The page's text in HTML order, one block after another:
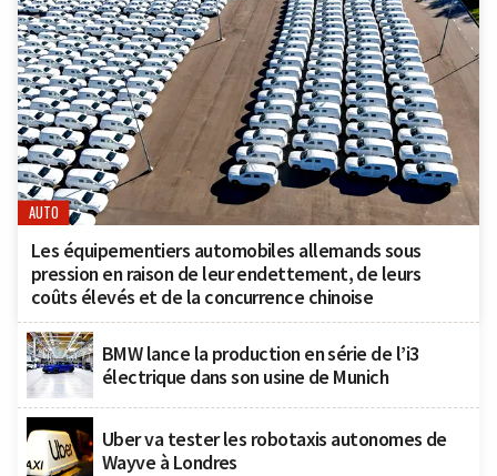
AUTO
Les équipementiers automobiles allemands sous
pression en raison de leur endettement, de leurs
coûts élevés et de la concurrence chinoise
BMW lance la production en série de l’i3
électrique dans son usine de Munich
Uber va tester les robotaxis autonomes de
Wayve à Londres